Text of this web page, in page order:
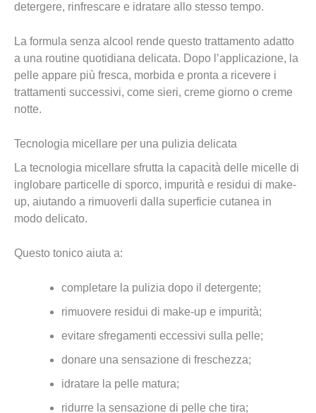
detergere, rinfrescare e idratare allo stesso tempo.
La formula senza alcool rende questo trattamento adatto
a una routine quotidiana delicata. Dopo l’applicazione, la
pelle appare più fresca, morbida e pronta a ricevere i
trattamenti successivi, come sieri, creme giorno o creme
notte.
Tecnologia micellare per una pulizia delicata
La tecnologia micellare sfrutta la capacità delle micelle di
inglobare particelle di sporco, impurità e residui di make-
up, aiutando a rimuoverli dalla superficie cutanea in
modo delicato.
Questo tonico aiuta a:
completare la pulizia dopo il detergente;
rimuovere residui di make-up e impurità;
evitare sfregamenti eccessivi sulla pelle;
donare una sensazione di freschezza;
idratare la pelle matura;
ridurre la sensazione di pelle che tira;